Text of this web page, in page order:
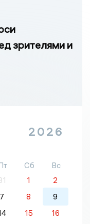
зрителями и
2026
Сб
Вс
1
2
7 8
9
15 16